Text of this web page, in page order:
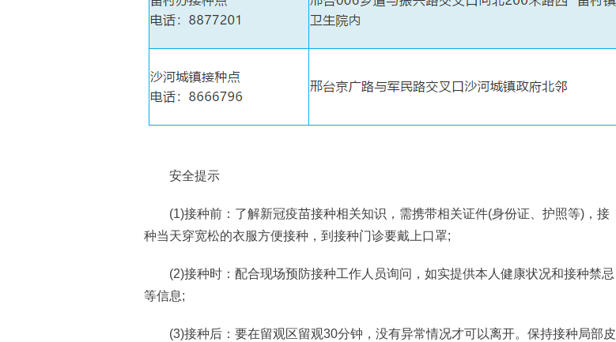
安全提示
(1)接种前：了解新冠疫苗接种相关知识，需携带相关证件(身份证、护照等)，接
种当天穿宽松的衣服方便接种，到接种门诊要戴上口罩;
(2)接种时：配合现场预防接种工作人员询问，如实提供本人健康状况和接种禁忌
等信息;
(3)接种后：要在留观区留观30分钟，没有异常情况才可以离开。保持接种局部皮